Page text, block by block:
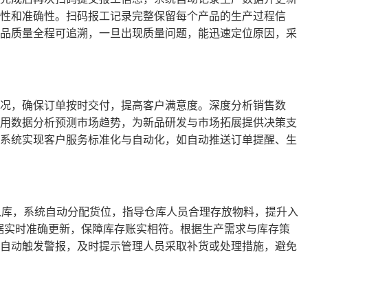
和准确性。扫码报工记录完整保留每个产品的生产过程信
质量全程可追溯，一旦出现质量问题，能迅速定位原因，采
，确保订单按时交付，提高客户满意度。深度分析销售数
数据分析预测市场趋势，为新品研发与市场拓展提供决策支
统实现客户服务标准化与自动化，如自动推送订单提醒、生
，系统自动分配货位，指导仓库人员合理存放物料，提升入
时准确更新，保障库存账实相符。根据生产需求与库存策
动触发警报，及时提示管理人员采取补货或处理措施，避免